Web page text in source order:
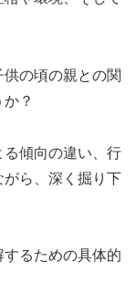
の頃の親との関
？
る傾向の違い、行
ら、深く掘り下
るための具体的